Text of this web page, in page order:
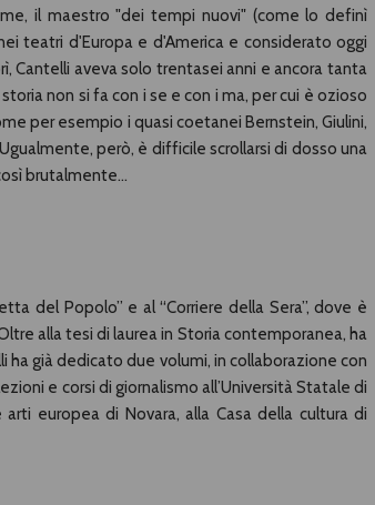
il maestro "dei tempi nuovi" (come lo definì
teatri d'Europa e d'America e considerato oggi
Cantelli aveva solo trentasei anni e ancora tanta
non si fa con i se e con i ma, per cui è ozioso
per esempio i quasi coetanei Bernstein, Giulini,
però, è difficile scrollarsi di dosso una
brutalmente...
del Popolo” e al “Corriere della Sera”, dove è
alla tesi di laurea in Storia contemporanea, ha
già dedicato due volumi, in collaborazione con
e corsi di giornalismo all’Università Statale di
europea di Novara, alla Casa della cultura di